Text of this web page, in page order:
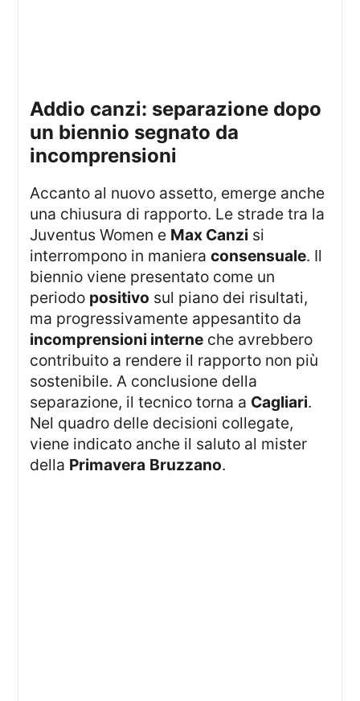
addio canzi: separazione dopo
un biennio segnato da
incomprensioni
Accanto al nuovo assetto, emerge anche
una chiusura di rapporto. Le strade tra la
Juventus Women e Max Canzi si
interrompono in manieraconsensuale. Il
biennio viene presentato come un
periodo positivo sul piano dei risultati,
ma progressivamente appesantito da
incomprensioni interne che avrebbero
contribuito a rendere il rapporto non più
sostenibile. A conclusione della
separazione, il tecnico torna a Cagliari.
Nel quadro delle decisioni collegate,
viene indicato anche il saluto al mister
della Primavera Bruzzano.